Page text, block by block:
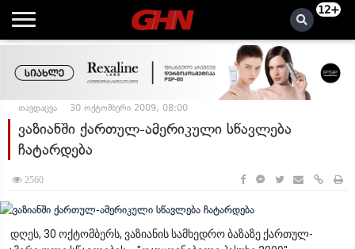
12+
თავდაცვა 30 ოქტომბერი 2009, 08:00
ვაზიანში ქართულ-ამერიკული სწავლება
ჩატარდება
2560
დღეს, 30 ოქტომბერს, ვაზიანის სამხედრო ბაზაზე ქართულ-